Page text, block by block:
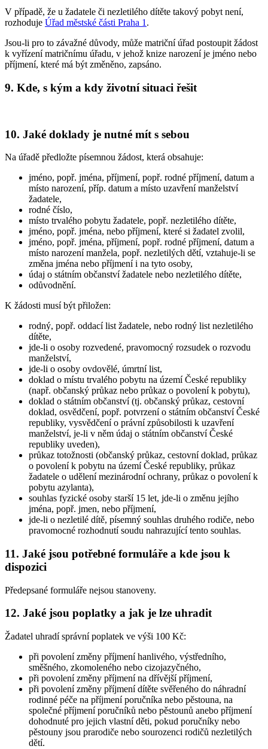
V případě, že u žadatele či nezletilého dítěte takový pobyt není,
rozhoduje Úřad městské části Praha 1 .
Jsou-li pro to závažné důvody, může matriční úřad postoupit žádost
k vyřízení matričnímu úřadu, v jehož knize narození je jméno nebo
příjmení, které má být změněno, zapsáno.
9. Kde, s kým a kdy životní situaci řešit
10. Jaké doklady je nutné mít s sebou
Na úřadě předložte písemnou žádost, která obsahuje:
jméno, popř. jména, příjmení, popř. rodné příjmení, datum a
místo narození, příp. datum a místo uzavření manželství
žadatele,
rodné číslo,
místo trvalého pobytu žadatele, popř. nezletilého dítěte,
jméno, popř. jména, nebo příjmení, které si žadatel zvolil,
jméno, popř. jména, příjmení, popř. rodné příjmení, datum a
místo narození manžela, popř. nezletilých dětí, vztahuje-li se
změna jména nebo příjmení i na tyto osoby,
údaj o státním občanství žadatele nebo nezletilého dítěte,
odůvodnění.
K žádosti musí být přiložen:
rodný, popř. oddací list žadatele, nebo rodný list nezletilého
dítěte,
jde-li o osoby rozvedené, pravomocný rozsudek o rozvodu
manželství,
jde-li o osoby ovdovělé, úmrtní list,
doklad o místu trvalého pobytu na území České republiky
(např. občanský průkaz nebo průkaz o povolení k pobytu),
doklad o státním občanství (tj. občanský průkaz, cestovní
doklad, osvědčení, popř. potvrzení o státním občanství České
republiky, vysvědčení o právní způsobilosti k uzavření
manželství, je-li v něm údaj o státním občanství České
republiky uveden),
průkaz totožnosti (občanský průkaz, cestovní doklad, průkaz
o povolení k pobytu na území České republiky, průkaz
žadatele o udělení mezinárodní ochrany, průkaz o povolení k
pobytu azylanta),
souhlas fyzické osoby starší 15 let, jde-li o změnu jejího
jména, popř. jmen, nebo příjmení,
jde-li o nezletilé dítě, písemný souhlas druhého rodiče, nebo
pravomocné rozhodnutí soudu nahrazující tento souhlas.
11. Jaké jsou potřebné formuláře a kde jsou k
dispozici
Předepsané formuláře nejsou stanoveny.
12. Jaké jsou poplatky a jak je lze uhradit
Žadatel uhradí správní poplatek ve výši 100 Kč:
při povolení změny příjmení hanlivého, výstředního,
směšného, zkomoleného nebo cizojazyčného,
při povolení změny příjmení na dřívější příjmení,
při povolení změny příjmení dítěte svěřeného do náhradní
rodinné péče na příjmení poručníka nebo pěstouna, na
společné příjmení poručníků nebo pěstounů anebo příjmení
dohodnuté pro jejich vlastní děti, pokud poručníky nebo
pěstouny jsou prarodiče nebo sourozenci rodičů nezletilých
dětí.